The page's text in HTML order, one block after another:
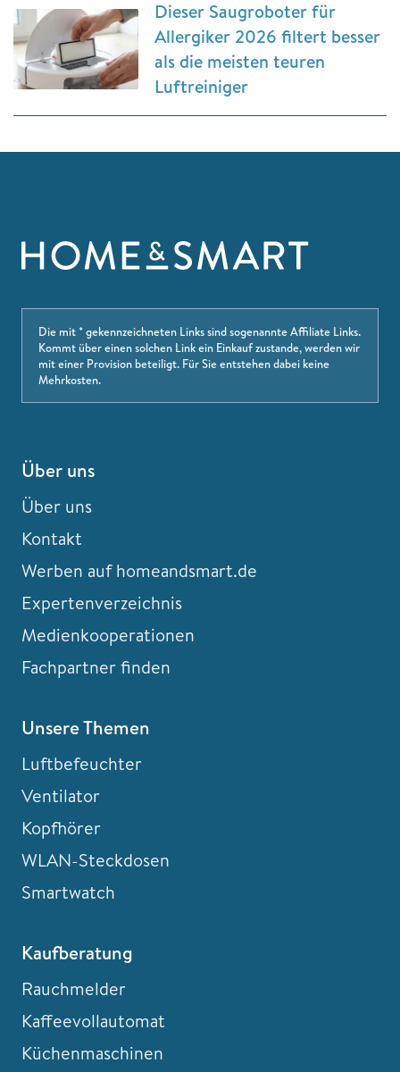
Dieser Saugroboter für
Allergiker 2026 filtert besser
als die meisten teuren
Luftreiniger
Die mit * gekennzeichneten Links sind sogenannte Affiliate Links.
Kommt über einen solchen Link ein Einkauf zustande, werden wir
mit einer Provision beteiligt. Für Sie entstehen dabei keine
Mehrkosten.
Über uns
Über uns
Kontakt
Werben auf homeandsmart.de
Expertenverzeichnis
Medienkooperationen
Fachpartner finden
Unsere Themen
Luftbefeuchter
Ventilator
Kopfhörer
WLAN-Steckdosen
Smartwatch
Kaufberatung
Rauchmelder
Kaffeevollautomat
Küchenmaschinen